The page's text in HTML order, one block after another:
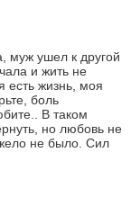
муж ушел к другой
и жить не
есть жизнь, моя
боль
В таком
но любовь не
не было. Сил